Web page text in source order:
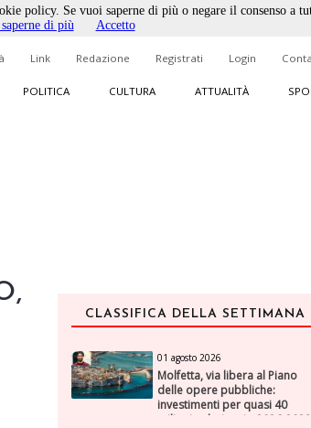
Link Redazione Registrati Login
POLITICA CULTURA ATTUALITÀ
CLASSIFICA DELLA SETTIMANA
01 agosto 2026
Molfetta, via libera al Piano
delle opere pubbliche:
investimenti per quasi 40
milioni nel triennio 2026-2028
policy. Se vuoi saperne di più o negare il consenso a
di più Accetto